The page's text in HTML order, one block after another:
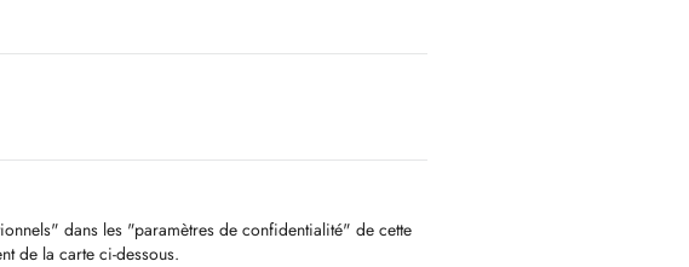
dans les "paramètres de confidentialité" de cette
de la carte ci-dessous.